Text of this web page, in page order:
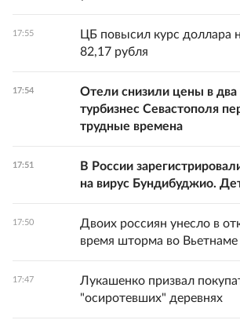
17:55
ЦБ повысил курс доллара
82,17 рубля
17:54
Отели снизили цены в два
турбизнес Севастополя
трудные времена
17:51
В России
на вирус Бундибуджио.
17:50
Двоих россиян унесло в
время шторма во Вьетнаме
17:47
Лукашенко призвал
"осиротевших" деревнях